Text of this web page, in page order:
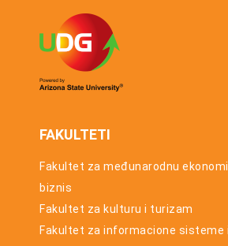
studija za
studijsku
2026/27.
godinu
FAKULTETI
Fakultet za međunarodnu
biznis
Fakultet za kulturu i turizam
Fakultet za informacione sisteme